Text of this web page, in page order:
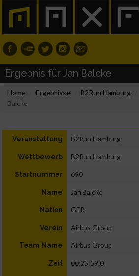
Ergebnis für Jan Balcke
Home Ergebnisse B2Run Hamburg
Balcke
Veranstaltung B2Run Hamburg
Wettbewerb B2Run Hamburg
Startnummer 690
Name Jan Balcke
Nation GER
Verein Airbus Group
Team Name Airbus Group
Zeit 00:25:59.0